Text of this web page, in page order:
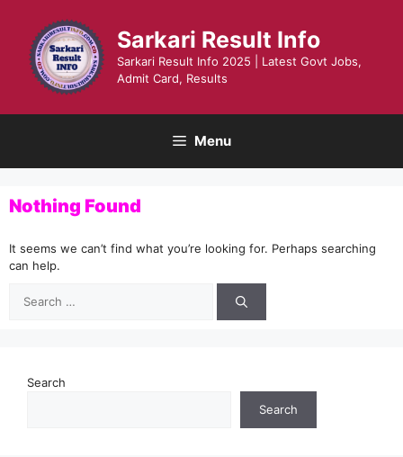
content
Sarkari Result Info
Sarkari Result Info 2025 | Latest Govt Jobs,
Admit Card, Results
Menu
Nothing Found
It seems we can’t find what you’re looking for. Perhaps searching
can help.
for:
Search
Search